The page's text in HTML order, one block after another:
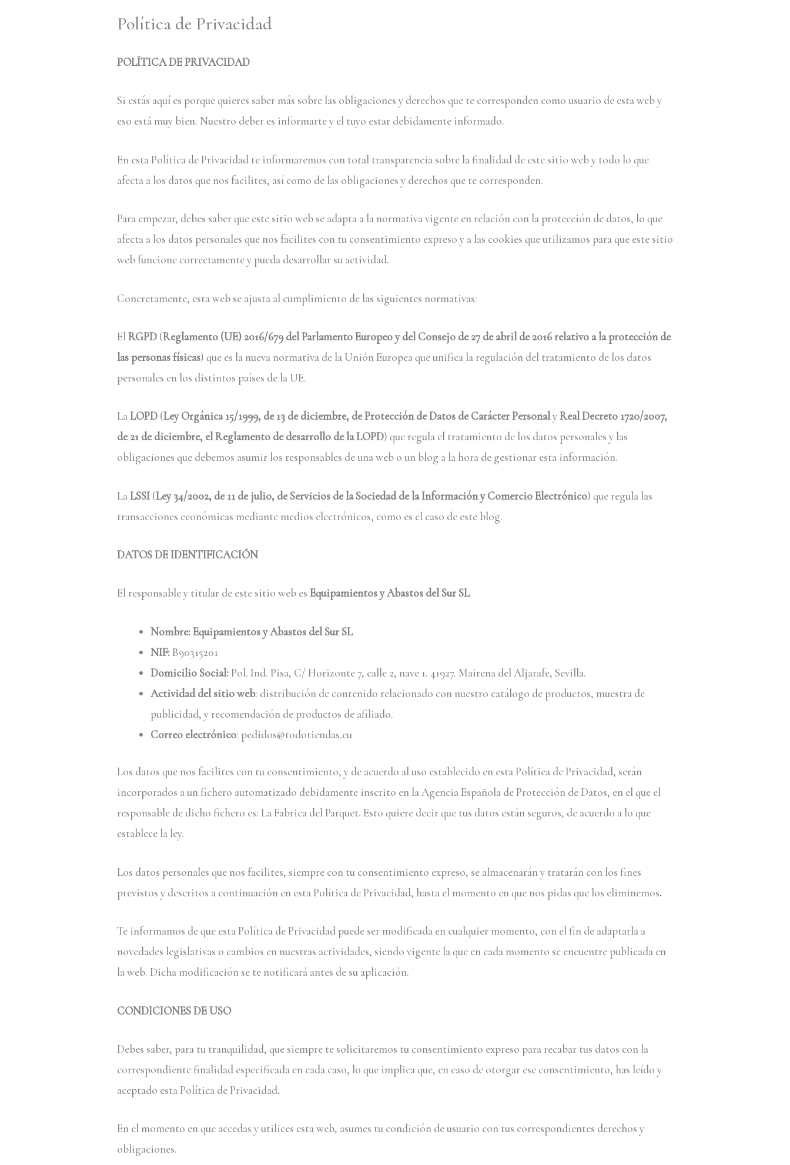
Política de Privacidad
POLÍTICA DE PRIVACIDAD
Si estás aquí es porque quieres saber más sobre las obligaciones y derechos que te corresponden como usuario de esta weby
eso está muy bien. Nuestro deber es informarte y el tuyo estar debidamente informado.
En esta Política de Privacidad te informaremos con total transparencia sobre la finalidad de este sitio web y todo lo que
afecta a los datos que nos facilites, así como de las obligaciones y derechos que te corresponden.
Para empezar, debes saber que este sitio web se adapta a la normativa vigente en relación con la protección de datos, lo que
afecta a los datos personales que nos facilites con tu consentimiento expreso y a las cookies que utilizamos para que este sitio
web funcione correctamente y pueda desarrollar su actividad.
Concretamente, esta web se ajusta al cumplimiento de las siguientes normativas:
El RGPD (Reglamento (UE) 2016/679 del Parlamento Europeo y del Consejo de 27 de abril de 2016 relativo a la protección de
las personas físicas) que es la nueva normativa de la Unión Europea que unifica la regulación del tratamiento de los datos
personales en los distintos países de la UE.
LaLOPD(Ley Orgánica 15/1999, de 13 de diciembre, de Protección de Datos de Carácter PersonalyReal Decreto 1720/2007,
de 21 de diciembre, el Reglamento de desarrollo de la LOPD) que regula el tratamiento de los datos personales y las
obligaciones que debemos asumir los responsables de una web o un blog a la hora de gestionar esta información.
LaLSSI(Ley 34/2002, de 11 de julio, de Servicios de la Sociedad de la Información y Comercio Electrónico) que regula las
transacciones económicas mediante medios electrónicos, como es el caso de este blog.
DATOS DE IDENTIFICACIÓN
El responsable y titular de este sitio web es Equipamientos y Abastos del Sur SL
Nombre:Equipamientos y Abastos del Sur SL
NIF:B90315201
Domicilio Social:Pol. Ind. Pisa, C/ Horizonte 7, calle 2, nave 1. 41927. Mairena del Aljarafe, Sevilla.
Actividad del sitio web: distribución de contenido relacionado con nuestro catálogo de productos, muestra de
publicidad, y recomendación de productos de afiliado.
Correo electrónico: pedidos@todotiendas.eu
Los datos que nos facilites con tu consentimiento, y de acuerdo al uso establecido en esta Política de Privacidad, serán
incorporados a un fichero automatizado debidamente inscrito en la Agencia Española de Protección de Datos, en el que el
responsable de dicho fichero es: La Fabrica del Parquet. Esto quiere decir que tus datos están seguros, de acuerdo a lo que
establece la ley.
Los datos personales que nos facilites, siempre con tu consentimiento expreso, se almacenarán y tratarán con los fines
previstos y descritos a continuación en esta Política de Privacidad, hasta el momento en que nos pidas que los eliminemos.
Te informamos de que esta Política de Privacidad puede ser modificada en cualquier momento, con el fin de adaptarla a
novedades legislativas o cambios en nuestras actividades, siendo vigente la que en cada momento se encuentre publicada en
la web. Dicha modificación se te notificará antes de su aplicación.
CONDICIONES DE USO
Debes saber, para tu tranquilidad, que siempre te solicitaremos tu consentimiento expreso para recabar tus datos con la
correspondiente finalidad especificada en cada caso, lo que implica que, en caso de otorgar ese consentimiento, has leído y
aceptado esta Política de Privacidad.
En el momento en que accedas y utilices esta web, asumes tu condición de usuario con tus correspondientes derechos y
obligaciones.